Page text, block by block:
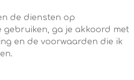
de diensten op
gebruiken, ga je akkoord met
en de voorwaarden die ik